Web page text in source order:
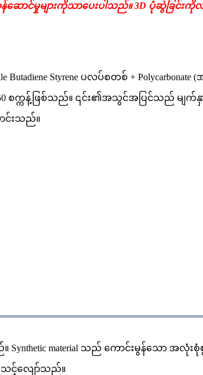
င်မှုများကိုသာပေးပါသည်။ 3D ပုံဆွဲခြင်း
Butadiene Styrene ပလပ်စတစ် +
50 စက္ကန့်ဖြစ်သည်။ ၎င်း၏အသွင်အပြင်သည်
င်းသည်။
Synthetic material သည် ကောင်းမွန်သော အလုံ
င့်လျော်သည်။